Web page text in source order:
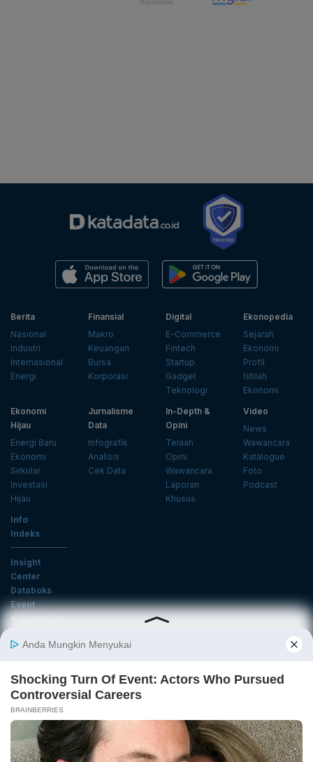
Berita
Nasional
Industri
Internasional
Energi
Finansial
Makro
Keuangan
Bursa
Korporasi
Digital
E-Commerce
Fintech
Startup
Gadget
Teknologi
Ekonopedia
Sejarah
Ekonomi
Profil
Istilah
Ekonomi
Ekonomi
Hijau
Energi Baru
Ekonomi
Sirkular
Investasi
Hijau
Jurnalisme
Data
Infografik
Analisis
Cek Data
In-Depth &
Opini
Telaah
Opini
Wawancara
Laporan
Khusus
Video
News
Wawancara
Katalogue
Foto
Podcast
Info
Indeks
Insight
Center
Databoks
Event
KatadataOto
Email
Daftar